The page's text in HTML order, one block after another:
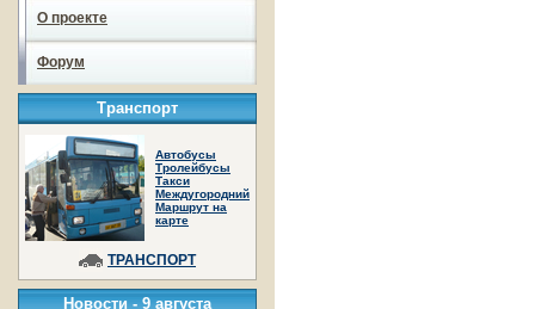
О проекте
Форум
Транспорт
Автобусы
Тролейбусы
Такси
Междугородний
Маршрут на
карте
ТРАНСПОРТ
Новости -9 августа